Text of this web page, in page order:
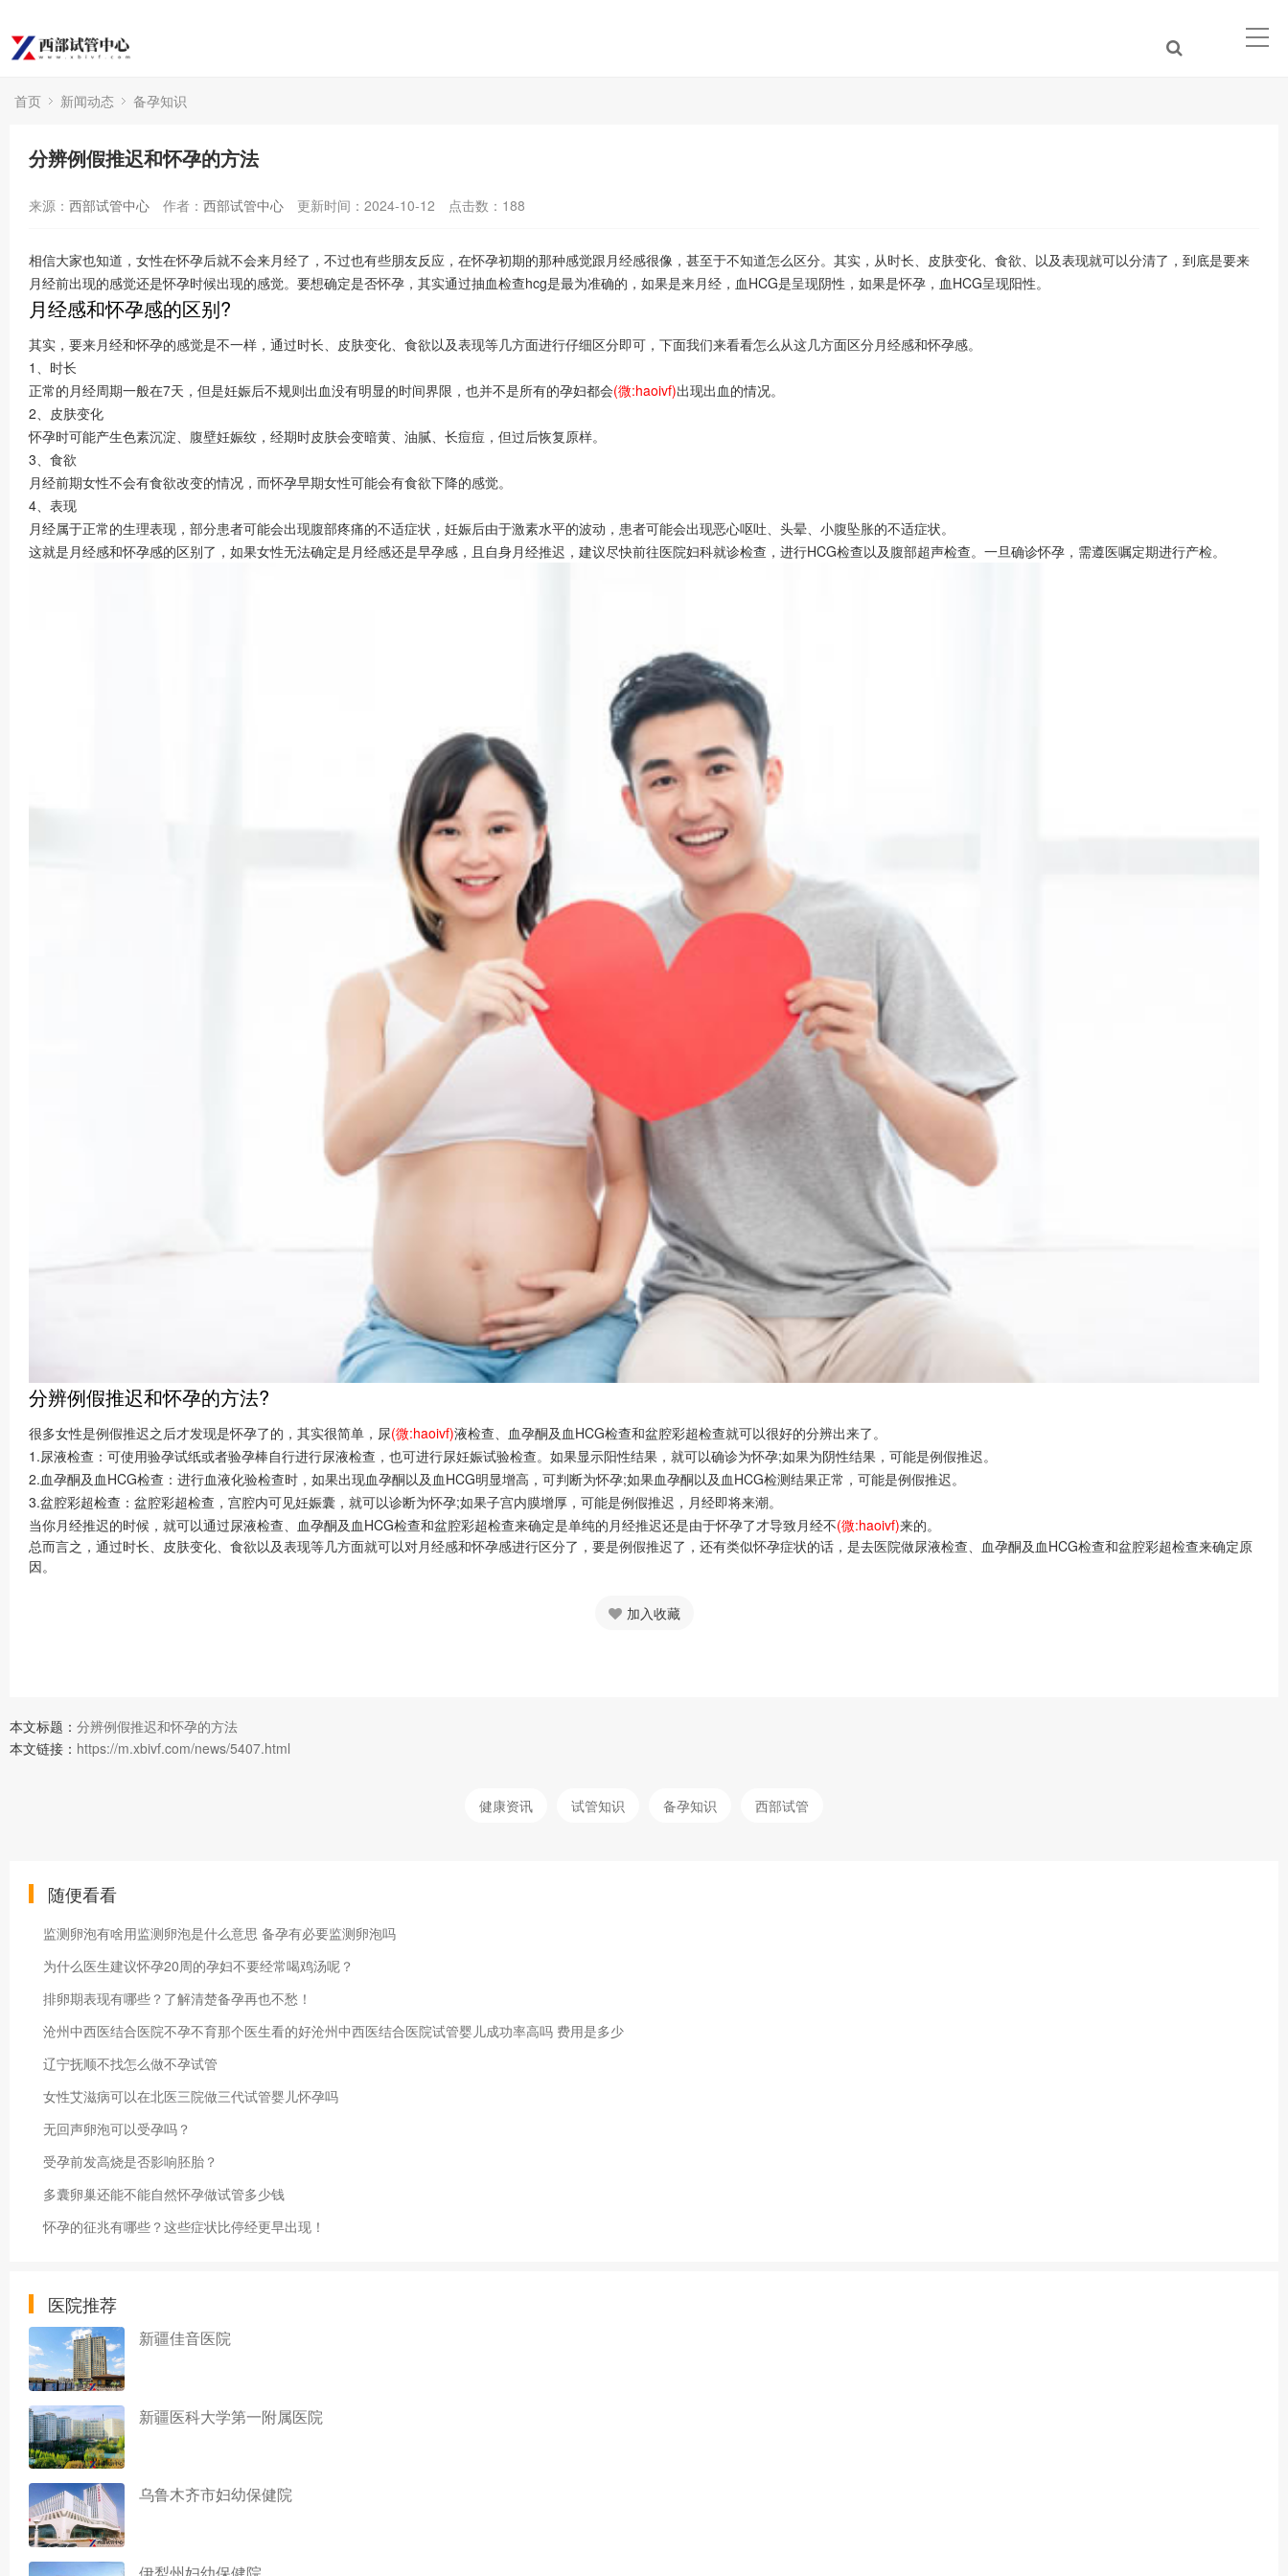
首页 新闻动态 备孕知识
分辨例假推迟和怀孕的方法
来源： 西部试管中心 作者： 西部试管中心 更新时间：2024-10-12 点击数： 188
相信大家也知道，女性在怀孕后就不会来月经了，不过也有些朋友反应，在怀孕初期的那种感觉跟月经感很像，甚至于不知道怎么区分。其实，从时长、皮肤变化、食欲、以及表现就可以分清了，到底是要来
月经前出现的感觉还是怀孕时候出现的感觉。要想确定是否怀孕，其实通过抽血检查hcg是最为准确的，如果是来月经，血HCG是呈现阴性，如果是怀孕，血HCG呈现阳性。
月经感和怀孕感的区别?
其实，要来月经和怀孕的感觉是不一样，通过时长、皮肤变化、食欲以及表现等几方面进行仔细区分即可，下面我们来看看怎么从这几方面区分月经感和怀孕感。
1、时长
正常的月经周期一般在7天，但是妊娠后不规则出血没有明显的时间界限，也并不是所有的孕妇都会(微:haoivf)出现出血的情况。
2、皮肤变化
怀孕时可能产生色素沉淀、腹壁妊娠纹，经期时皮肤会变暗黄、油腻、长痘痘，但过后恢复原样。
3、食欲
月经前期女性不会有食欲改变的情况，而怀孕早期女性可能会有食欲下降的感觉。
4、表现
月经属于正常的生理表现，部分患者可能会出现腹部疼痛的不适症状，妊娠后由于激素水平的波动，患者可能会出现恶心呕吐、头晕、小腹坠胀的不适症状。
这就是月经感和怀孕感的区别了，如果女性无法确定是月经感还是早孕感，且自身月经推迟，建议尽快前往医院妇科就诊检查，进行HCG检查以及腹部超声检查。一旦确诊怀孕，需遵医嘱定期进行产检。
分辨例假推迟和怀孕的方法?
很多女性是例假推迟之后才发现是怀孕了的，其实很简单，尿(微:haoivf)液检查、血孕酮及血HCG检查和盆腔彩超检查就可以很好的分辨出来了。
1.尿液检查：可使用验孕试纸或者验孕棒自行进行尿液检查，也可进行尿妊娠试验检查。如果显示阳性结果，就可以确诊为怀孕;如果为阴性结果，可能是例假推迟。
2.血孕酮及血HCG检查：进行血液化验检查时，如果出现血孕酮以及血HCG明显增高，可判断为怀孕;如果血孕酮以及血HCG检测结果正常，可能是例假推迟。
3.盆腔彩超检查：盆腔彩超检查，宫腔内可见妊娠囊，就可以诊断为怀孕;如果子宫内膜增厚，可能是例假推迟，月经即将来潮。
当你月经推迟的时候，就可以通过尿液检查、血孕酮及血HCG检查和盆腔彩超检查来确定是单纯的月经推迟还是由于怀孕了才导致月经不(微:haoivf)来的。
总而言之，通过时长、皮肤变化、食欲以及表现等几方面就可以对月经感和怀孕感进行区分了，要是例假推迟了，还有类似怀孕症状的话，是去医院做尿液检查、血孕酮及血HCG检查和盆腔彩超检查来确定原
因。
加入收藏
本文标题： 分辨例假推迟和怀孕的方法
本文链接： https://m.xbivf.com/news/5407.html
健康资讯 试管知识 备孕知识 西部试管
随便看看
监测卵泡有啥用监测卵泡是什么意思 备孕有必要监测卵泡吗
为什么医生建议怀孕20周的孕妇不要经常喝鸡汤呢？
排卵期表现有哪些？了解清楚备孕再也不愁！
沧州中西医结合医院不孕不育那个医生看的好沧州中西医结合医院试管婴儿成功率高吗 费用是多少
辽宁抚顺不找怎么做不孕试管
女性艾滋病可以在北医三院做三代试管婴儿怀孕吗
无回声卵泡可以受孕吗？
受孕前发高烧是否影响胚胎？
多囊卵巢还能不能自然怀孕做试管多少钱
怀孕的征兆有哪些？这些症状比停经更早出现！
医院推荐
新疆佳音医院
新疆医科大学第一附属医院
乌鲁木齐市妇幼保健院